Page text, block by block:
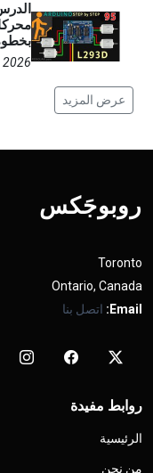
بخطوة
2026
عرض المزيد
روبوجَکس
Toronto
Ontario, Canada
Email: اتصل بنا
روابط مفيدة
الرئيسية
من نحن